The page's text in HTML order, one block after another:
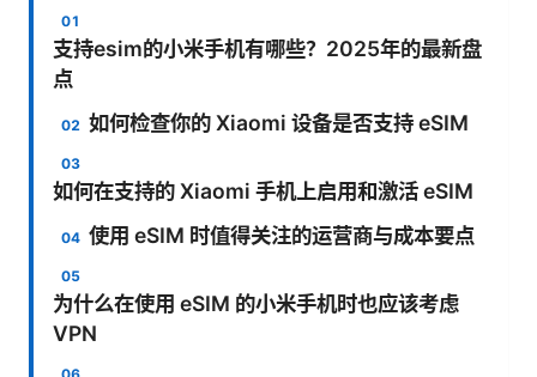
支持esim的小米手机有哪些？2025年的最新盘
点
如何检查你的 Xiaomi 设备是否支持 eSIM
如何在支持的 Xiaomi 手机上启用和激活 eSIM
使用 eSIM 时值得关注的运营商与成本要点
为什么在使用 eSIM 的小米手机时也应该考虑
VPN